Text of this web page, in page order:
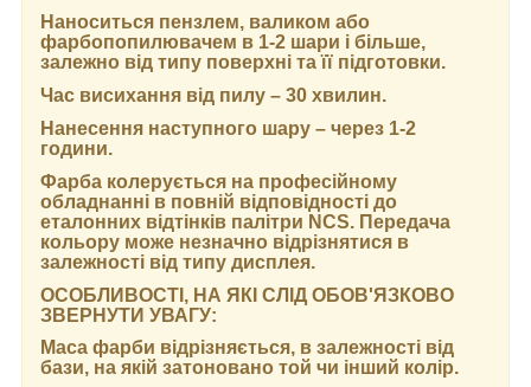
Наноситься пензлем, валиком або
фарбопопилювачем в 1-2 шари і більше,
залежно від типу поверхні та її підготовки.
Час висихання від пилу – 30 хвилин.
Нанесення наступного шару – через 1-2
години.
Фарба колерується на професійному
обладнанні в повній відповідності до
еталонних відтінків палітри NCS. Передача
кольору може незначно відрізнятися в
залежності від типу дисплея.
ОСОБЛИВОСТІ, НА ЯКІ СЛІД ОБОВ'ЯЗКОВО
ЗВЕРНУТИ УВАГУ:
Маса фарби відрізняється, в залежності від
бази, на якій затоновано той чи інший колір.